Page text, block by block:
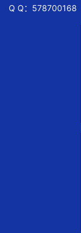
Q Q：578700168